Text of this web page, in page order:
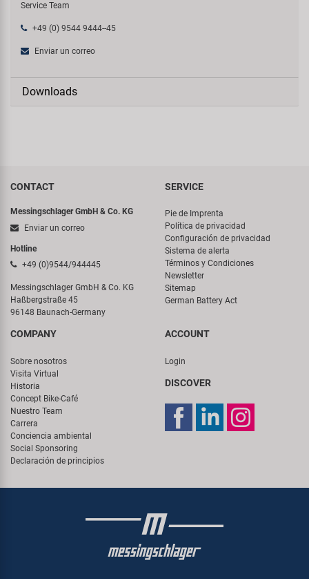
Service Team
+49 (0) 9544 9444--45
Enviar un correo
Downloads
CONTACT
Messingschlager GmbH & Co. KG
Enviar un correo
Hotline
+49 (0)9544/944445
Messingschlager GmbH & Co. KG
Haßbergstraße 45
96148 Baunach-Germany
SERVICE
Pie de Imprenta
Política de privacidad
Configuración de privacidad
Sistema de alerta
Términos y Condiciones
Newsletter
Sitemap
German Battery Act
COMPANY
Sobre nosotros
Visita Virtual
Historia
Concept Bike-Café
Nuestro Team
Carrera
Conciencia ambiental
Social Sponsoring
Declaración de principios
ACCOUNT
Login
DISCOVER